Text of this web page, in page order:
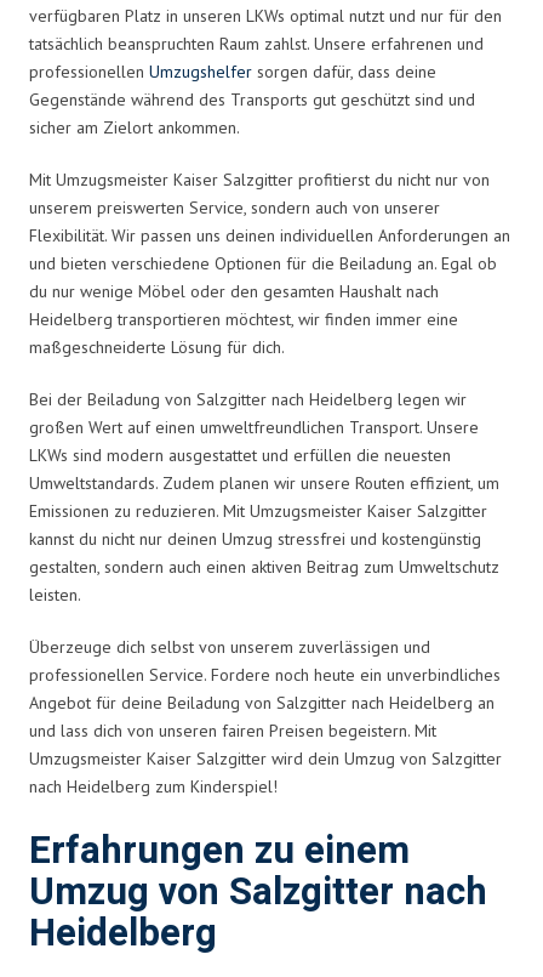
verfügbaren Platz in unseren LKWs optimal nutzt und nur für den
tatsächlich beanspruchten Raum zahlst. Unsere erfahrenen und
professionellen Umzugshelfer sorgen dafür, dass deine
Gegenstände während des Transports gut geschützt sind und
sicher am Zielort ankommen.
Mit Umzugsmeister Kaiser Salzgitter profitierst du nicht nur von
unserem preiswerten Service, sondern auch von unserer
Flexibilität. Wir passen uns deinen individuellen Anforderungen an
und bieten verschiedene Optionen für die Beiladung an. Egal ob
du nur wenige Möbel oder den gesamten Haushalt nach
Heidelberg transportieren möchtest, wir finden immer eine
maßgeschneiderte Lösung für dich.
Bei der Beiladung von Salzgitter nach Heidelberg legen wir
großen Wert auf einen umweltfreundlichen Transport. Unsere
LKWs sind modern ausgestattet und erfüllen die neuesten
Umweltstandards. Zudem planen wir unsere Routen effizient, um
Emissionen zu reduzieren. Mit Umzugsmeister Kaiser Salzgitter
kannst du nicht nur deinen Umzug stressfrei und kostengünstig
gestalten, sondern auch einen aktiven Beitrag zum Umweltschutz
leisten.
Überzeuge dich selbst von unserem zuverlässigen und
professionellen Service. Fordere noch heute ein unverbindliches
Angebot für deine Beiladung von Salzgitter nach Heidelberg an
und lass dich von unseren fairen Preisen begeistern. Mit
Umzugsmeister Kaiser Salzgitter wird dein Umzug von Salzgitter
nach Heidelberg zum Kinderspiel!
Erfahrungen zu einem
Umzug von Salzgitter nach
Heidelberg